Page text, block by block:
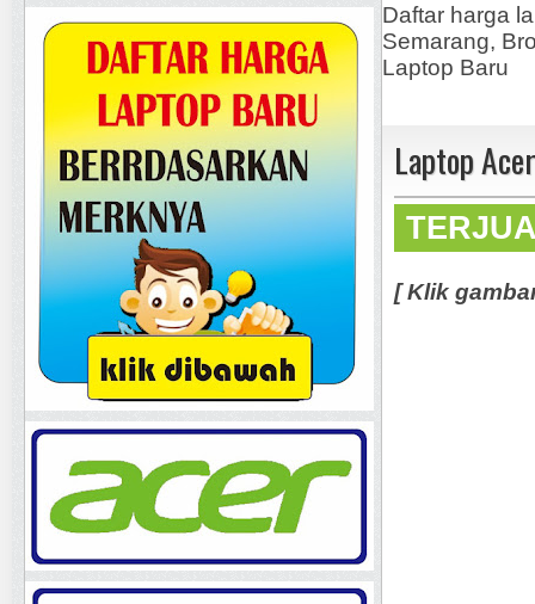
Daftar harga
Semarang,
Laptop Baru
Laptop
[ Klik